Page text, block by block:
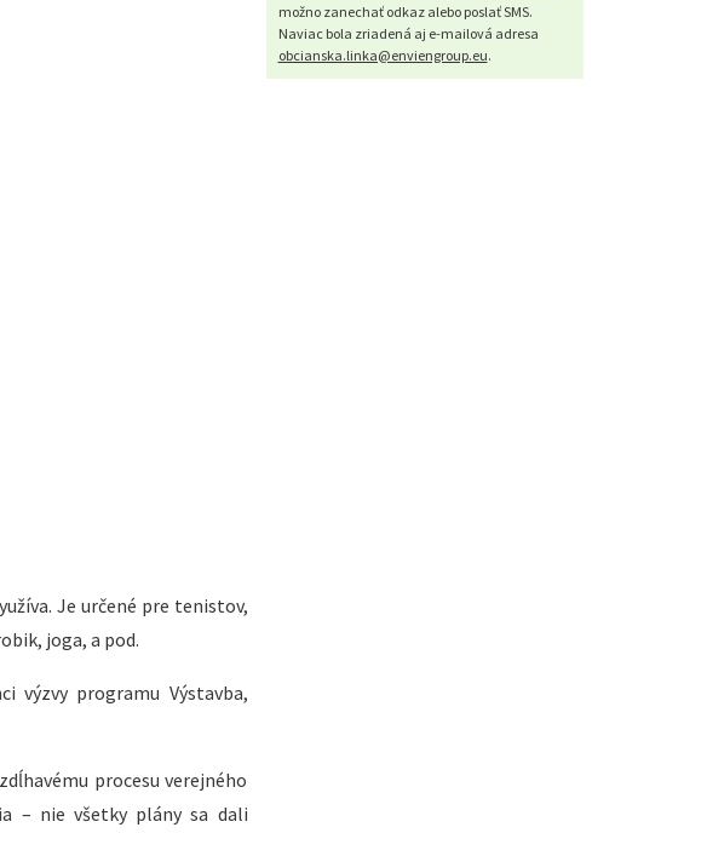
Je určené pre tenistov,
joga, a pod.
výzvy programu Výstavba,
procesu verejného
– nie všetky plány sa dali
možno zanechať odkaz alebo poslať SMS.
Naviac bola zriadená aj e-mailová adresa
obcianska.linka@enviengroup.eu.